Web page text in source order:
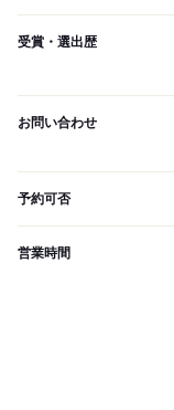
受賞・選出歴
お問い合わせ
予約可否
営業時間